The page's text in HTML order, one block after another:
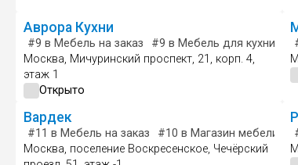
Аврора Кухни
#9 в Мебель на заказ #9 в Мебель для кухни #3
Москва, Мичуринский проспект, 21, корп. 4,
этаж 1
Открыто
Вардек
#11 в Мебель на заказ #10 в Магазин мебели
Москва, поселение Воскресенское, Чечёрский